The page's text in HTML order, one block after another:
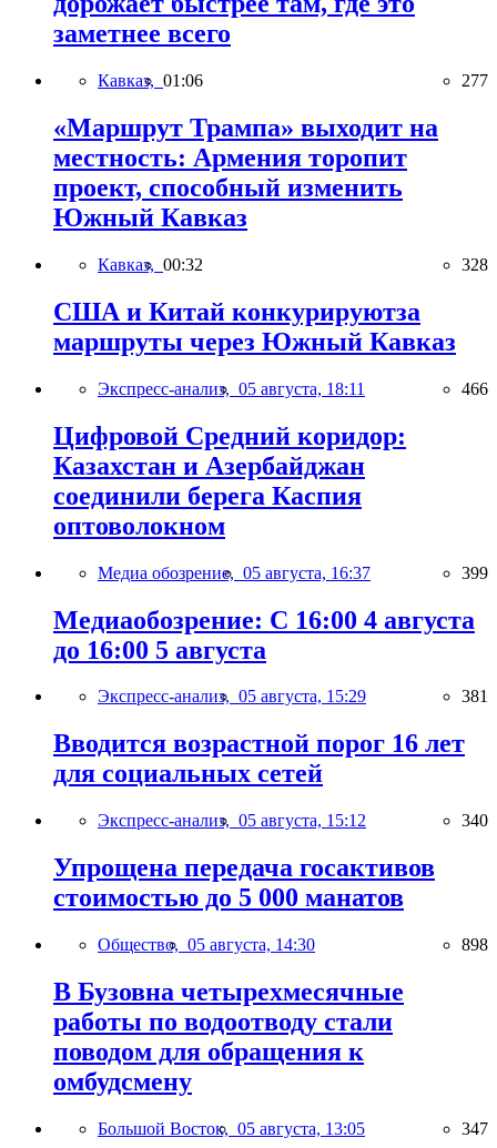
заметнее всего
Кавказ, 01:06 277
«Маршрут Трампа» выходит на
местность: Армения торопит
проект, способный изменить
Южный Кавказ
Кавказ, 00:32 328
США и Китай конкурируютза
маршруты через Южный Кавказ
Экспресс-анализ, 05 августа, 18:11 466
Цифровой Средний коридор:
Казахстан и Азербайджан
соединили берега Каспия
оптоволокном
Медиа обозрение, 05 августа, 16:37 399
Медиаобозрение: С 16:00 4 августа
до 16:00 5 августа
Экспресс-анализ, 05 августа, 15:29 381
Вводится возрастной порог 16 лет
для социальных сетей
Экспресс-анализ, 05 августа, 15:12 340
Упрощена передача госактивов
стоимостью до 5 000 манатов
Общество, 05 августа, 14:30 898
В Бузовна четырехмесячные
работы по водоотводу стали
поводом для обращения к
омбудсмену
Большой Восток, 05 августа, 13:05 347